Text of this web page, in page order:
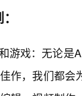
游戏：无论是
作，我们都